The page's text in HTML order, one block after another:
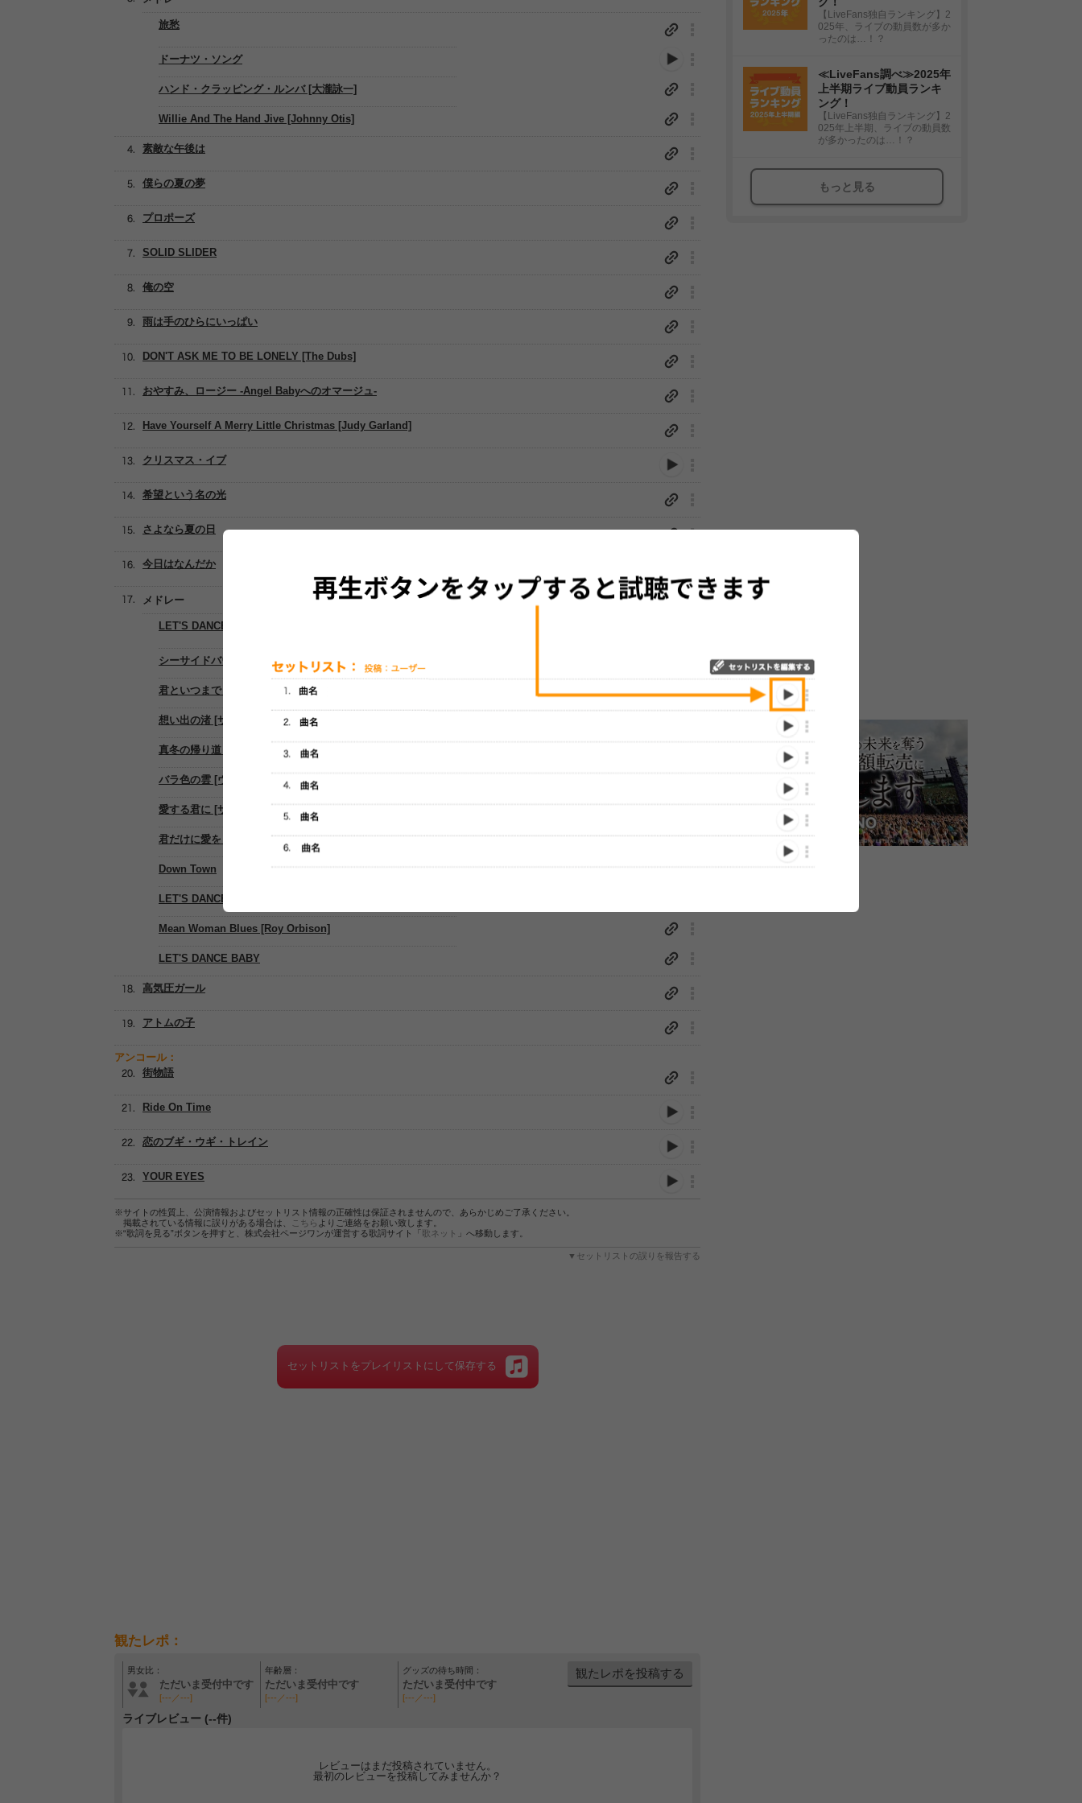
旅愁
ドーナツ・ソング
ハンド・クラッピング・ルンバ [大瀧詠一]
Willie And The Hand Jive [Johnny Otis]
素敵な午後は
僕らの夏の夢
プロポーズ
SOLID SLIDER
俺の空
雨は手のひらにいっぱい
DON'T ASK ME TO BE LONELY [The Dubs]
おやすみ、ロージー -Angel Babyへのオマージュ-
Have Yourself A Merry Little Christmas [Judy Garland]
クリスマス・イブ
希望という名の光
さよなら夏の日
今日はなんだか
メドレー
LET'S DANCE BABY
シーサイドバウンド
君といつまでも [加山雄三]
想い出の渚 [ザ・ワイルドワンズ]
真冬の帰り道 [ザ・ランチャーズ]
バラ色の雲 [ヴィレッジ・シンガーズ]
愛する君に [ザ・ゴールデン・カップス]
君だけに愛を [ザ・タイガース]
Down Town
LET'S DANCE BABY
Mean Woman Blues [Roy Orbison]
LET'S DANCE BABY
高気圧ガール
アトムの子
アンコール：
街物語
Ride On Time
恋のブギ・ウギ・トレイン
YOUR EYES
※サイトの性質上、公演情報およびセットリスト情報の正確性は保証されませんので、あらかじめご了承ください。
掲載されている情報に誤りがある場合は、
こちら よりご連絡をお願い致します。
※“歌詞を見る”ボタンを押すと、株式会社ページワンが運営する歌詞サイト「歌ネット 」へ移動します。
▼セットリストの誤りを報告する
セットリストをプレイリストにして保存する
観たレポ：
男女比：
ただいま受付中です
[---／---]
年齢層：
ただいま受付中です
[---／---]
グッズの待ち時間：
ただいま受付中です
[---／---]
観たレポを投稿する
ライブレビュー (--件)
レビューはまだ投稿されていません。
最初のレビューを投稿してみませんか？
【LiveFans独自ランキング】2
025年、ライブの動員数が多か
ったのは…！？
≪LiveFans調べ≫2025年
上半期ライブ動員ランキ
ング！
【LiveFans独自ランキング】2
025年上半期、ライブの動員数
が多かったのは…！？
もっと見る